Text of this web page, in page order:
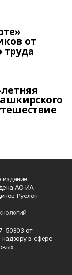
от
труда
издание
АО ИА
Руслан
50803 от
надзору в сфере